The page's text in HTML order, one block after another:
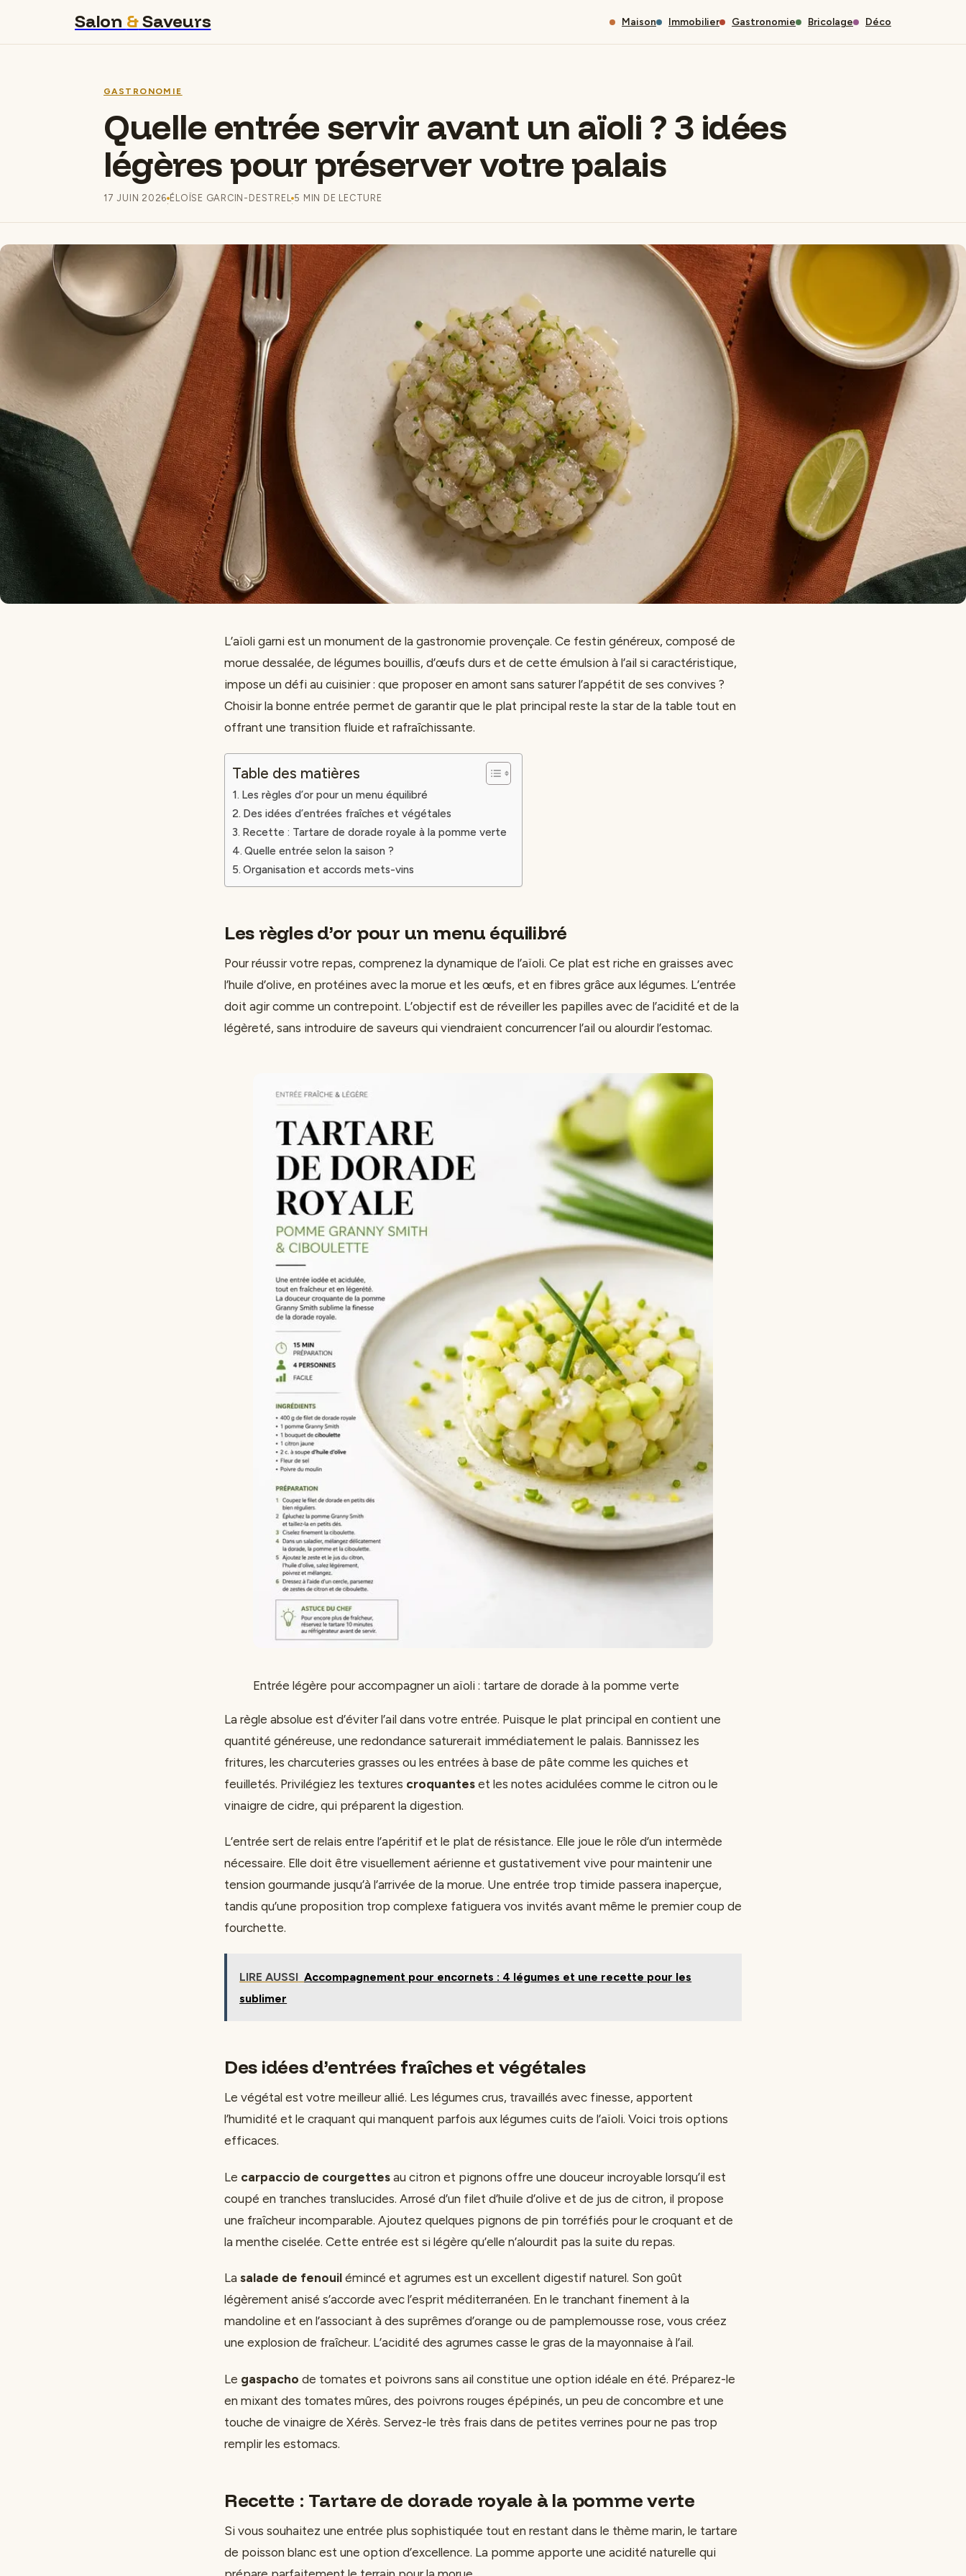
Salon &Saveurs Maison Immobilier Gastronomie Bricolage Déco
GASTRONOMIE
Quelle entrée servir avant un aïoli ? 3 idées
légères pour préserver votre palais
17 JUIN 2026·ÉLOÏSE GARCIN-DESTREL·5 MIN DE LECTURE
L’aïoli garni est un monument de la gastronomie provençale. Ce festin généreux, composé de
morue dessalée, de légumes bouillis, d’œufs durs et de cette émulsion à l’ail si caractéristique,
impose un défi au cuisinier : que proposer en amont sans saturer l’appétit de ses convives ?
Choisir la bonne entrée permet de garantir que le plat principal reste la star de la table tout en
offrant une transition fluide et rafraîchissante.
Table des matières
Les règles d’or pour un menu équilibré
Des idées d’entrées fraîches et végétales
Recette : Tartare de dorade royale à la pomme verte
Quelle entrée selon la saison ?
Organisation et accords mets-vins
Les règles d’or pour un menu équilibré
Pour réussir votre repas, comprenez la dynamique de l’aïoli. Ce plat est riche en graisses avec
l’huile d’olive, en protéines avec la morue et les œufs, et en fibres grâce aux légumes. L’entrée
doit agir comme un contrepoint. L’objectif est de réveiller les papilles avec de l’acidité et de la
légèreté, sans introduire de saveurs qui viendraient concurrencer l’ail ou alourdir l’estomac.
Entrée légère pour accompagner un aïoli : tartare de dorade à la pomme verte
La règle absolue est d’éviter l’ail dans votre entrée. Puisque le plat principal en contient une
quantité généreuse, une redondance saturerait immédiatement le palais. Bannissez les
fritures, les charcuteries grasses ou les entrées à base de pâte comme les quiches et
feuilletés. Privilégiez les textures croquantes et les notes acidulées comme le citron ou le
vinaigre de cidre, qui préparent la digestion.
L’entrée sert de relais entre l’apéritif et le plat de résistance. Elle joue le rôle d’un intermède
nécessaire. Elle doit être visuellement aérienne et gustativement vive pour maintenir une
tension gourmande jusqu’à l’arrivée de la morue. Une entrée trop timide passera inaperçue,
tandis qu’une proposition trop complexe fatiguera vos invités avant même le premier coup de
fourchette.
LIRE AUSSI Accompagnement pour encornets : 4 légumes et une recette pour les
sublimer
Des idées d’entrées fraîches et végétales
Le végétal est votre meilleur allié. Les légumes crus, travaillés avec finesse, apportent
l’humidité et le craquant qui manquent parfois aux légumes cuits de l’aïoli. Voici trois options
efficaces.
Le carpaccio de courgettes au citron et pignons offre une douceur incroyable lorsqu’il est
coupé en tranches translucides. Arrosé d’un filet d’huile d’olive et de jus de citron, il propose
une fraîcheur incomparable. Ajoutez quelques pignons de pin torréfiés pour le croquant et de
la menthe ciselée. Cette entrée est si légère qu’elle n’alourdit pas la suite du repas.
La salade de fenouil émincé et agrumes est un excellent digestif naturel. Son goût
légèrement anisé s’accorde avec l’esprit méditerranéen. En le tranchant finement à la
mandoline et en l’associant à des suprêmes d’orange ou de pamplemousse rose, vous créez
une explosion de fraîcheur. L’acidité des agrumes casse le gras de la mayonnaise à l’ail.
Le gaspacho de tomates et poivrons sans ail constitue une option idéale en été. Préparez-le
en mixant des tomates mûres, des poivrons rouges épépinés, un peu de concombre et une
touche de vinaigre de Xérès. Servez-le très frais dans de petites verrines pour ne pas trop
remplir les estomacs.
Recette : Tartare de dorade royale à la pomme verte
Si vous souhaitez une entrée plus sophistiquée tout en restant dans le thème marin, le tartare
de poisson blanc est une option d’excellence. La pomme apporte une acidité naturelle qui